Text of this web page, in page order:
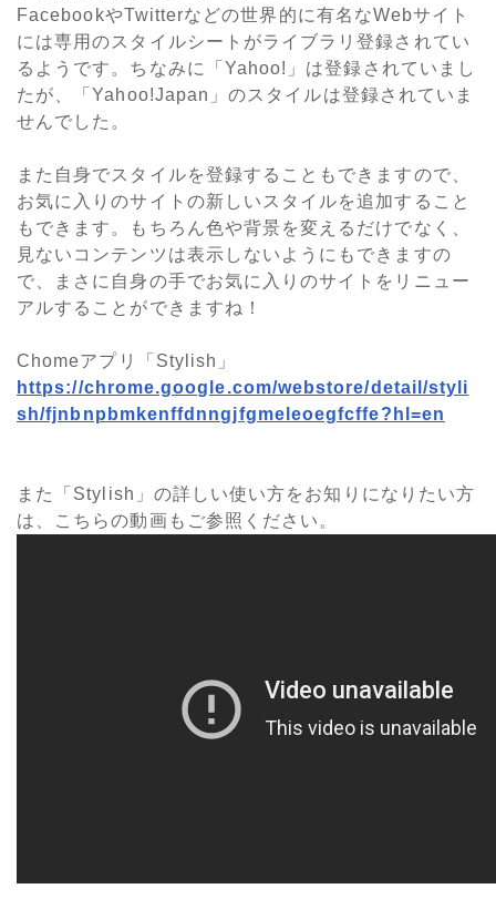
FacebookやTwitterなどの世界的に有名なWebサイト
には専用のスタイルシートがライブラリ登録されてい
るようです。ちなみに「Yahoo!」は登録されていまし
たが、「Yahoo!Japan」のスタイルは登録されていま
せんでした。
また自身でスタイルを登録することもできますので、
お気に入りのサイトの新しいスタイルを追加すること
もできます。もちろん色や背景を変えるだけでなく、
見ないコンテンツは表示しないようにもできますの
で、まさに自身の手でお気に入りのサイトをリニュー
アルすることができますね！
Chomeアプリ「Stylish」
https://chrome.google.com/webstore/detail/styli
sh/fjnbnpbmkenffdnngjfgmeleoegfcffe?hl=en
また「Stylish」の詳しい使い方をお知りになりたい方
は、こちらの動画もご参照ください。